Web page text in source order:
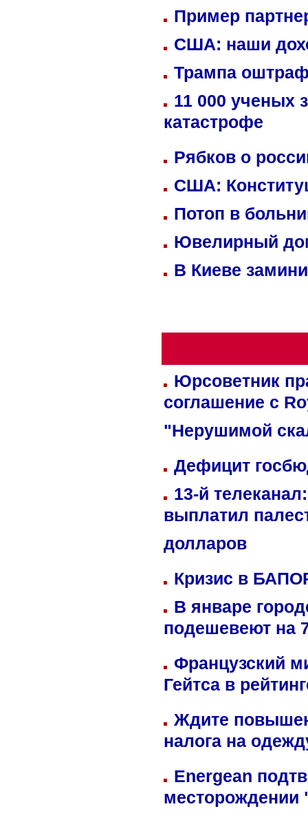
Пример
США: наши
Трампа
11 000 ученых
катастрофе
Рябков о
США:
Потоп в
Ювелирный
В Киеве
Юрсоветник
соглашение с
"Нерушимой
Дефицит
13-й
выплатил
долларов
Кризис в
В январе
подешевеют на
Французский
Гейтса в
Ждите
налога на
Energean